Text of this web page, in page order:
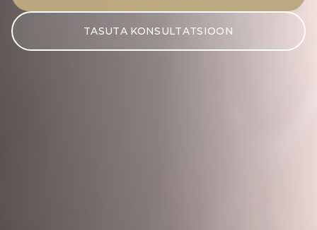
TASUTA KONSULTATSIOON